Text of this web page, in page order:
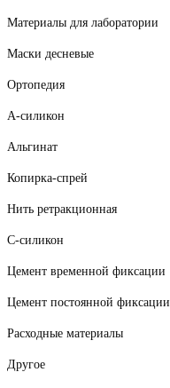
Материалы для лаборатории
Маски десневые
Ортопедия
А-силикон
Альгинат
Копирка-спрей
Нить ретракционная
С-силикон
Цемент временной фиксации
Цемент постоянной фиксации
Расходные материалы
Другое